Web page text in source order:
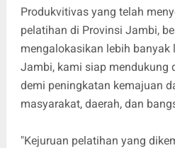
Produkvitivas yang telah
pelatihan di Provinsi Jambi,
mengalokasikan lebih banyak
Jambi, kami siap mendukung
demi peningkatan kemajuan
masyarakat, daerah, dan
"Kejuruan pelatihan yang